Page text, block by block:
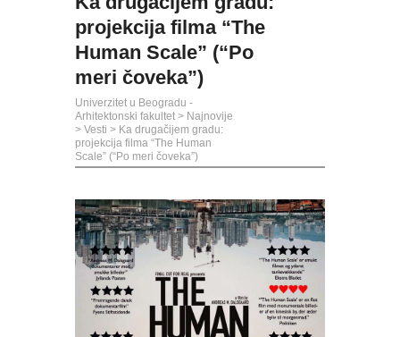
projekcija filma “The
Human Scale” (“Po
meri čoveka”)
Univerzitet u Beogradu -
Arhitektonski fakultet > Najnovije
> Vesti > Ka drugačijem gradu:
projekcija filma “The Human
Scale” (“Po meri čoveka”)